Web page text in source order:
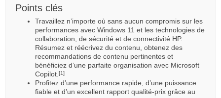
Points clés
Travaillez n’importe où sans aucun compromis sur les
performances avec Windows 11 et les technologies de
collaboration, de sécurité et de connectivité HP.
Résumez et réécrivez du contenu, obtenez des
recommandations de contenu pertinentes et
bénéficiez d’une parfaite organisation avec Microsoft
Copilot. [1]
Profitez d’une performance rapide, d’une puissance
fiable et d’un excellent rapport qualité-prix grâce au